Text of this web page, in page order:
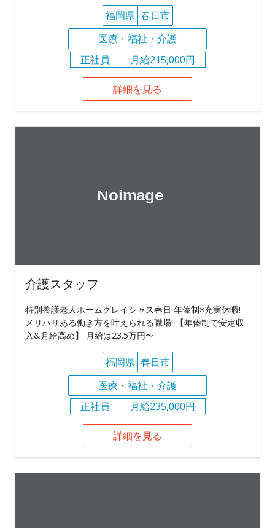
福岡県 春日市
医療・福祉・介護
正社員
月給215,000円
詳細を見る
介護スタッフ
特別養護老人ホームグレイシャス春日 年俸制×充実休暇!
メリハリある働き方を叶えられる職場! 【年俸制で安定収
入&月給高め】 月給は23.5万円〜
福岡県 春日市
医療・福祉・介護
正社員
月給235,000円
詳細を見る